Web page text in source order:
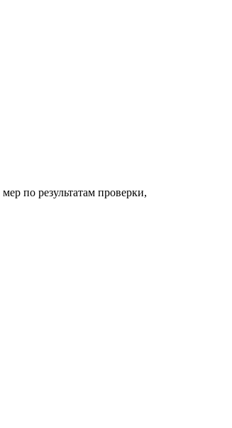
по результатам проверки,